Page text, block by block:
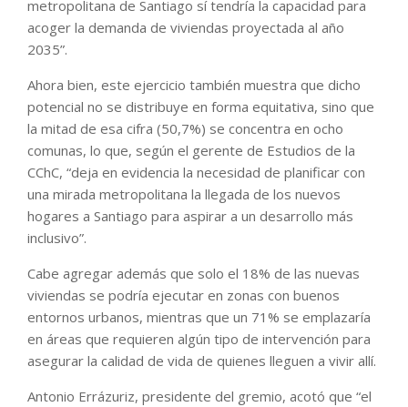
metropolitana de Santiago sí tendría la capacidad para
acoger la demanda de viviendas proyectada al año
2035”.
Ahora bien, este ejercicio también muestra que dicho
potencial no se distribuye en forma equitativa, sino que
la mitad de esa cifra (50,7%) se concentra en ocho
comunas, lo que, según el gerente de Estudios de la
CChC, “deja en evidencia la necesidad de planificar con
una mirada metropolitana la llegada de los nuevos
hogares a Santiago para aspirar a un desarrollo más
inclusivo”.
Cabe agregar además que solo el 18% de las nuevas
viviendas se podría ejecutar en zonas con buenos
entornos urbanos, mientras que un 71% se emplazaría
en áreas que requieren algún tipo de intervención para
asegurar la calidad de vida de quienes lleguen a vivir allí.
Antonio Errázuriz, presidente del gremio, acotó que “el